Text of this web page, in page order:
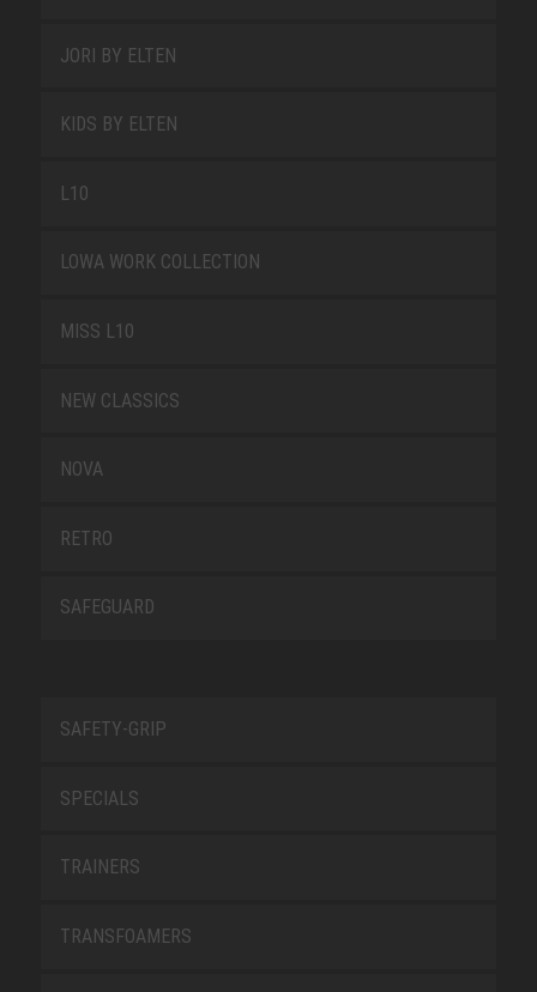
JORI BY ELTEN
KIDS BY ELTEN
L10
LOWA WORK COLLECTION
MISS L10
NEW CLASSICS
NOVA
RETRO
SAFEGUARD
SAFETY-GRIP
SPECIALS
TRAINERS
TRANSFOAMERS